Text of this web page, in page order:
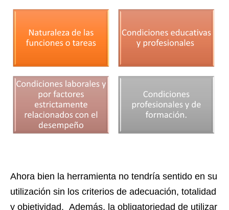
Ahora bien la herramienta no tendría sentido en su
utilización sin los criterios de adecuación, totalidad
y objetividad. Además, la obligatoriedad de utilizar